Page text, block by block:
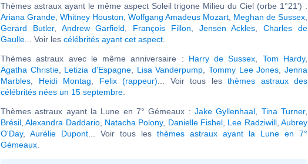
Thèmes astraux ayant le même aspect Soleil trigone Milieu du Ciel (orbe 1°21') :
Ariana Grande Whitney Houston Wolfgang Amadeus Mozart Meghan de Sussex
Gerard Butler, Andrew Garfield François Fillon Jensen Ackles ,Charles de
Gaulle ... Voir les célébrités ayant cet aspect
Thèmes astraux avec le même anniversaire : Harry de Sussex Tom Hardy,
Agatha Christie, Letizia d'Espagne Lisa Vanderpump ,Tommy Lee Jones ,Jenna
Marbles
Heidi Montag Felix (rappeur) ... Voir tous les thèmes astraux des
célébrités nées un 15 septembre
Thèmes astraux ayant la Lune en 7° Gémeaux : Jake Gyllenhaal Tina Turner,
Brésil ,Alexandra Daddario, Natacha Polony, Danielle Fishel Lee Radziwill,Aubrey
O'Day, Aurélie Dupont ... Voir tous les thèmes astraux ayant la Lune en 7°
Gémeaux